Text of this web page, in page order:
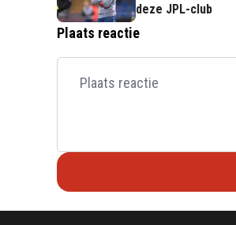
deze JPL-club
Plaats reactie